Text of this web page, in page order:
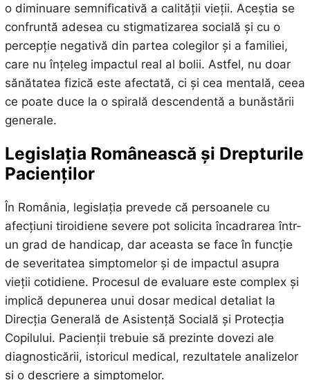
o diminuare semnificativă a calității vieții. Aceștia se
confruntă adesea cu stigmatizarea socială și cu o
percepție negativă din partea colegilor și a familiei,
care nu înțeleg impactul real al bolii. Astfel, nu doar
sănătatea fizică este afectată, ci și cea mentală, ceea
ce poate duce la o spirală descendentă a bunăstării
generale.
Legislația Românească și Drepturile
Pacienților
În România, legislația prevede că persoanele cu
afecțiuni tiroidiene severe pot solicita încadrarea într-
un grad de handicap, dar aceasta se face în funcție
de severitatea simptomelor și de impactul asupra
vieții cotidiene. Procesul de evaluare este complex și
implică depunerea unui dosar medical detaliat la
Direcția Generală de Asistență Socială și Protecția
Copilului. Pacienții trebuie să prezinte dovezi ale
diagnosticării, istoricul medical, rezultatele analizelor
și o descriere a simptomelor.